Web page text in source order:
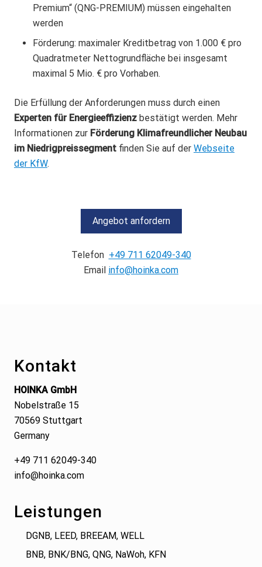
Premium“ (QNG-PREMIUM) müssen eingehalten
werden
Förderung: maximaler Kreditbetrag von 1.000 € pro
Quadratmeter Nettogrundfläche bei insgesamt
maximal 5 Mio. € pro Vorhaben.
Die Erfüllung der Anforderungen muss durch einen
Experten für Energieeffizienz bestätigt werden. Mehr
Informationen zur Förderung Klimafreundlicher Neubau
im Niedrigpreissegment finden Sie auf der Webseite
der KfW.
Angebot anfordern
Telefon +49 711 62049-340
Email info@hoinka.com
Kontakt
HOINKA GmbH
Nobelstraße 15
70569 Stuttgart
Germany
+49 711 62049-340
info@hoinka.com
Leistungen
DGNB, LEED, BREEAM, WELL
BNB, BNK/BNG, QNG, NaWoh, KFN